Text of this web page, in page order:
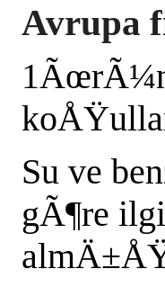
Avrupa
Su ve
gÃ¶re